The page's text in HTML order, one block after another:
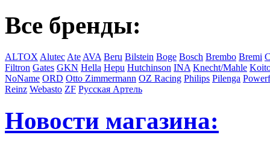
Все бренды:
ALTOX Alutec Ate AVA Beru Bilstein Boge Bosch Brembo Bremi
Filtron Gates GKN Hella Hepu Hutchinson INA Knecht/Mahle
NoName ORD Otto Zimmermann OZ Racing Philips Pilenga
Reinz Webasto ZF Русская Артель
Новости магазина: